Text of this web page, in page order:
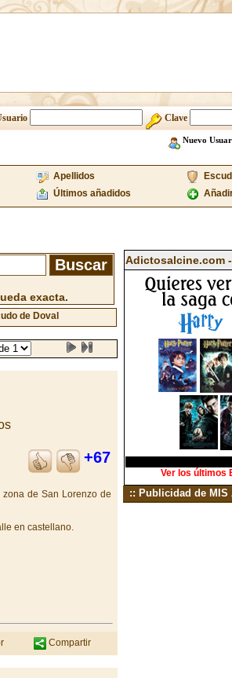
Clave
Nuevo
Apellidos
Últimos añadidos
exacta.
de Doval
+67
de San Lorenzo de
en castellano.
Compartir
Adictosalcine.com
Ver los últimos
:: Publicidad de MIS